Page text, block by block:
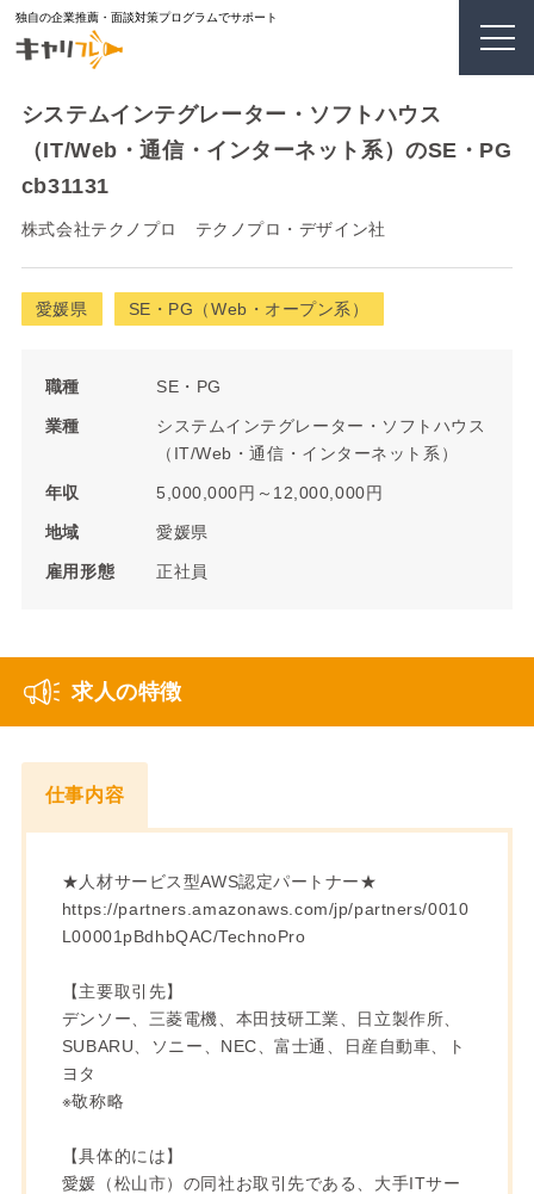
独自の企業推薦・面談対策プログラムでサポート
システムインテグレーター・ソフトハウス
（IT/Web・通信・インターネット系）のSE・PG
cb31131
株式会社テクノプロ テクノプロ・デザイン社
愛媛県 SE・PG（Web・オープン系）
職種 SE・PG
業種
システムインテグレーター・ソフトハウス
（IT/Web・通信・インターネット系）
年収 5,000,000円～12,000,000円
地域 愛媛県
雇用形態 正社員
求人の特徴
仕事内容
★人材サービス型AWS認定パートナー★
https://partners.amazonaws.com/jp/partners/0010
L00001pBdhbQAC/TechnoPro
【主要取引先】
デンソー、三菱電機、本田技研工業、日立製作所、
SUBARU、ソニー、NEC、富士通、日産自動車、ト
ヨタ
※敬称略
【具体的には】
愛媛（松山市）の同社お取引先である、大手ITサー